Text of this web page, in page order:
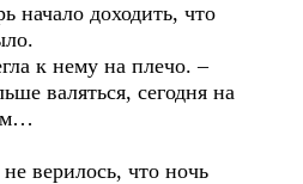
начало доходить, что
к нему на плечо. –
валяться, сегодня на
верилось, что ночь